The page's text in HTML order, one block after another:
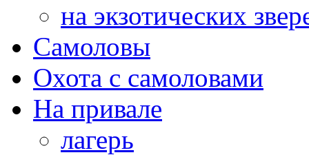
на экзотических
Самоловы
Охота с самоловами
На привале
лагерь